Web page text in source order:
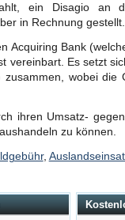
ein Disagio an
in Rechnung gestellt.
Acquiring Bank
vereinbart. Es setzt
wobei die
ihren Umsatz-
zu können.
,